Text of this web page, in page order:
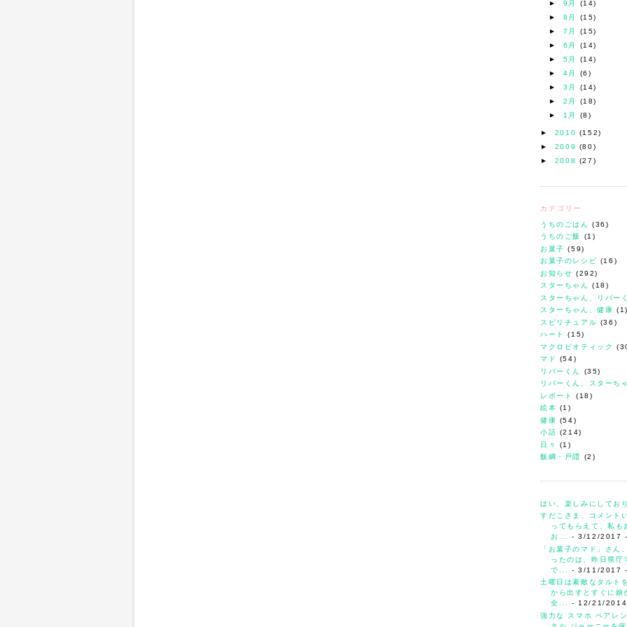
► 9月 (14)
► 8月 (15)
► 7月 (15)
► 6月 (14)
► 5月 (14)
► 4月 (6)
► 3月 (14)
► 2月 (18)
►
1月 (8)
► 2010 (152)
► 2009 (80)
► 2008 (27)
カテゴリー
うちのごはん
(36)
うちのご飯
(1)
お菓子 (59)
お菓子のレシピ (16)
お知らせ (292)
スターちゃん
(18)
スターちゃん、リバー
スターちゃん、健康 (1)
スピリチュアル (36)
ハート
(15)
マクロビオティック
マド
(54)
リバーくん
(35)
リバーくん、スターち
レポート
(18)
絵本 (1)
健康 (54)
小話 (214)
日々
(1)
飯綱・戸隠
(2)
はい、楽しみにしてお
すだこさま、コメント
ってもらえて、私も
お...
- 3/12/2017
「お菓子のマド」さん
ったのは、昨日県庁
で...
- 3/11/2017
土曜日は素敵なタルト
から出すとすぐに娘
全...
- 12/21/2014
強力な スマホ ペアレ